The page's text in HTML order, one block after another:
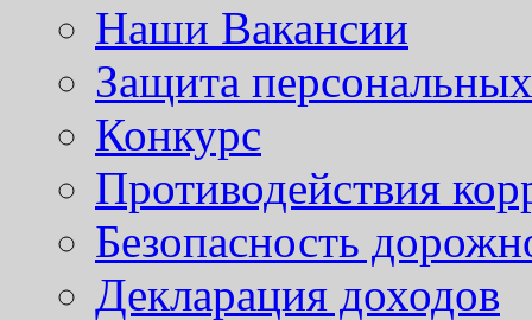
Наши Вакансии
Защита
Конкурс
Противодействия
Безопасность
Декларация доходов